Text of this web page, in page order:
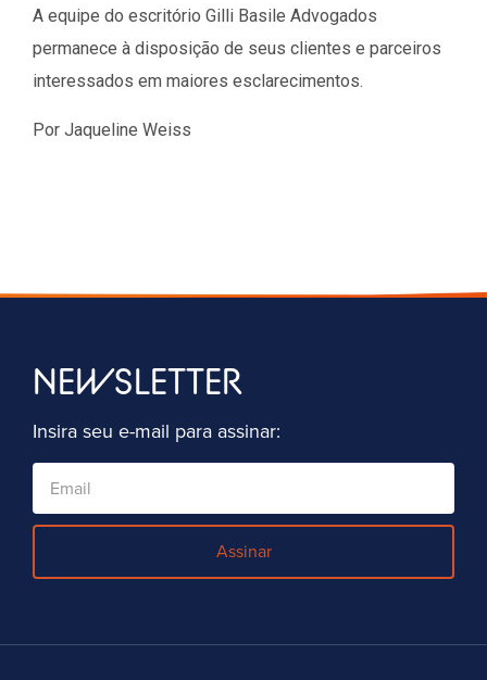
A equipe do escritório Gilli Basile Advogados
permanece à disposição de seus clientes e parceiros
interessados em maiores esclarecimentos.
Por Jaqueline Weiss
NEWSLETTER
Insira seu e-mail para assinar:
Assinar